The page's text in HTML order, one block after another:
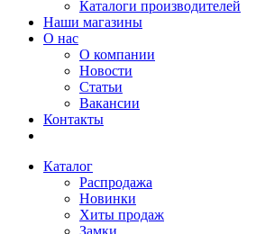
Каталоги производителей
Наши магазины
О нас
О компании
Новости
Статьи
Вакансии
Контакты
Каталог
Распродажа
Новинки
Хиты продаж
Замки